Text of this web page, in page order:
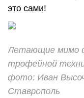
это сами!
Летающие мимо
трофейной
фото: Иван
Ставрополь